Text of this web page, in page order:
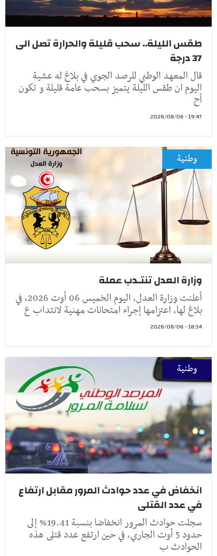
طقس الليلة.. سحب قليلة والحرارة تصل الى
37 درجة
قال المعهد الوطني للرصد الجوي في بلاغ له عشية
اليوم ان طقس الليلة يتميز بسحب عامة قليلة و تكون
أح
19:47 - 2026/08/06
وطنية
وزارة العدل تنتـدب عملة
أعلنت وزارة العدل، اليوم الخميس 06 أوت 2026، في
بلاغ لها، اعتزامها إجراء امتحانات مهنية لانتداب ع
18:34 - 2026/08/06
وطنية
انخفاض في عدد حوادث المرور مقابل ارتفاع
في عدد القتلى
سجلت حوادث المرور انخفاضا بنسبة 19.41% إلى
حدود 5 أوت الجاري، في حين ارتفع عدد قتلى هذه
الحوادث ب